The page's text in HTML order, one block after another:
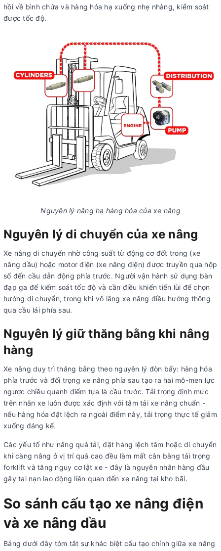
hồi về bình chứa và hàng hóa hạ xuống nhẹ nhàng, kiểm soát
được tốc độ.
Nguyên lý nâng hạ hàng hóa của xe nâng
Nguyên lý di chuyển của xe nâng
Xe nâng di chuyển nhờ công suất từ động cơ đốt trong (xe
nâng dầu) hoặc motor điện (xe nâng điện) được truyền qua hộp
số đến cầu dẫn động phía trước. Người vận hành sử dụng bàn
đạp ga để kiểm soát tốc độ và cần điều khiển tiến lùi để chọn
hướng di chuyển, trong khi vô lăng xe nâng điều hướng thông
qua cầu lái phía sau.
Nguyên lý giữ thăng bằng khi nâng
hàng
Xe nâng duy trì thăng bằng theo nguyên lý đòn bẩy: hàng hóa
phía trước và đối trọng xe nâng phía sau tạo ra hai mô-men lực
ngược chiều quanh điểm tựa là cầu trước. Tải trọng định mức
trên nhãn xe luôn được xác định với tâm tải xe nâng chuẩn -
nếu hàng hóa đặt lệch ra ngoài điểm này, tải trọng thực tế giảm
xuống đáng kể.
Các yếu tố như nâng quá tải, đặt hàng lệch tâm hoặc di chuyển
khi càng nâng ở vị trí quá cao đều làm mất cân bằng tải trọng
forklift và tăng nguy cơ lật xe - đây là nguyên nhân hàng đầu
gây tai nạn lao động liên quan đến xe nâng tại kho bãi.
So sánh cấu tạo xe nâng điện
và xe nâng dầu
Bảng dưới đây tóm tắt sự khác biệt cấu tạo chính giữa xe nâng